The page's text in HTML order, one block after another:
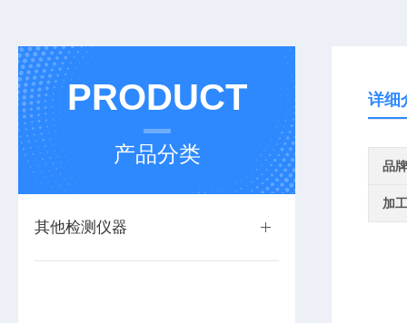
PRODUCT
产品分类
其他检测仪器
详细
品牌
加